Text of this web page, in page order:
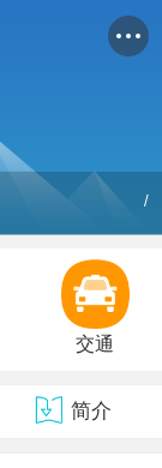
/
交通
简介